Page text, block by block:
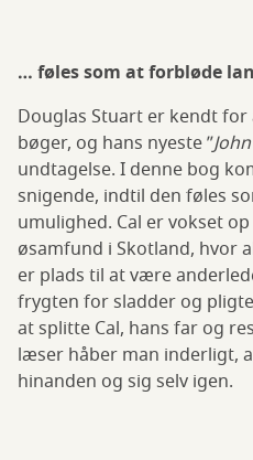
… føles som at forbløde
Douglas Stuart er kendt
bøger, og hans nyeste ”
undtagelse. I denne bog
snigende, indtil den føles
umulighed. Cal er vokset
øsamfund i Skotland, hvor
er plads til at være
frygten for sladder og
at splitte Cal, hans far og
læser håber man inderligt,
hinanden og sig selv igen.